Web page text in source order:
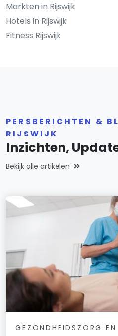
Markten in Rijswijk
Hotels in Rijswijk
Fitness Rijswijk
PERSBERICHTEN &
RIJSWIJK
Inzichten,
Bekijk alle artikelen
GEZONDHEIDSZORG